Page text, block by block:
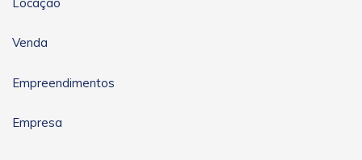
Venda
Empreendimentos
Empresa